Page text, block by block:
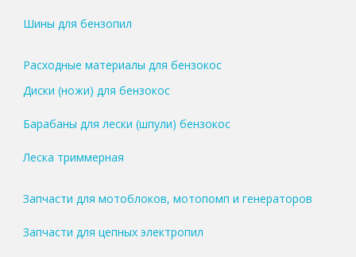
Шины для бензопил
Расходные материалы для бензокос
Диски (ножи) для бензокос
Барабаны для лески (шпули) бензокос
Леска триммерная
Запчасти для мотоблоков, мотопомп и генераторов
Запчасти для цепных электропил